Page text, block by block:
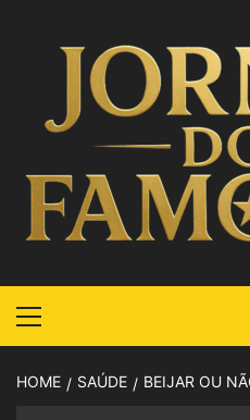
HOME SAÚDE BEIJAR OU